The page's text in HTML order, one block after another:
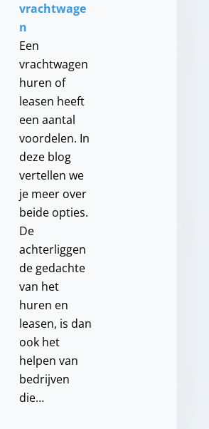
vrachtwage
n
Een
vrachtwagen
huren of
leasen heeft
een aantal
voordelen. In
deze blog
vertellen we
je meer over
beide opties.
De
achterliggen
de gedachte
van het
huren en
leasen, is dan
ook het
helpen van
bedrijven
die…